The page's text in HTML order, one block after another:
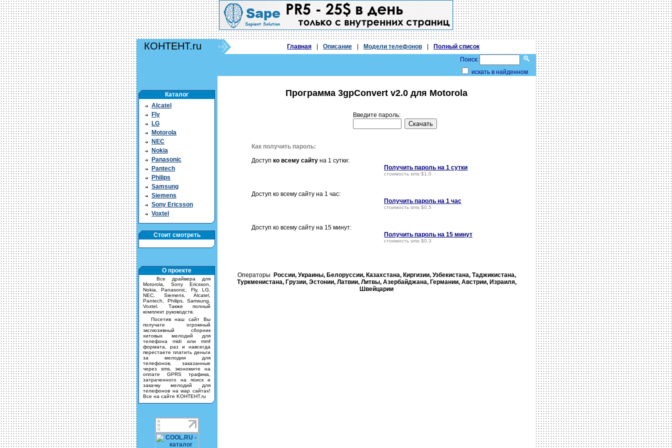
КОНТЕНТ.ru Главная Описание Модели телефонов
Полный список
Поиск:
искать в найденном
Каталог
Alcatel
Fly
LG
Motorola
NEC
Nokia
Panasonic
Pantech
Philips
Samsung
Siemens
Sony Ericsson
Voxtel
Стоит смотреть
О проекте
Все драйвера для
Motorola, Sony Ericsson,
Nokia, Panasonic, Fly, LG,
NEC, Siemens, Alcatel,
Pantech, Philips, Samsung,
Voxtel. Также полный
комплект руководств.
Посетив наш сайт Вы
получате огромный
экслюзивный сборник
хитовых мелодий для
телефона midi или mmf
формата, раз и навсегда
перестаете платить деньги
за мелодии для
телефонов, заказанные
через sms, экономите на
оплате GPRS трафика,
затраченного на поиск и
закачку мелодий для
телефонов на wap сайтах!
Все на сайте KOHTEHT.ru
Программа 3gpConvert v2.0 для Motorola
Введите пароль:
Как получить пароль:
Доступ ко всему сайту на 1 сутки:
Получить пароль на 1 сутки
стоимость sms $1,0
Доступ ко всему сайту на 1 час:
Получить пароль на 1 час
стоимость sms $0,5
Доступ ко всему сайту на 15 минут:
Получить пароль на 15 минут
стоимость sms $0,3
Операторы
России, Украины, Белорусcии, Казахстана, Киргизии, Узбекистана, Таджикистана,
Туркменистана, Грузии, Эстонии, Латвии, Литвы, Азербайджана, Германии, Австрии, Израиля,
Швейцарии